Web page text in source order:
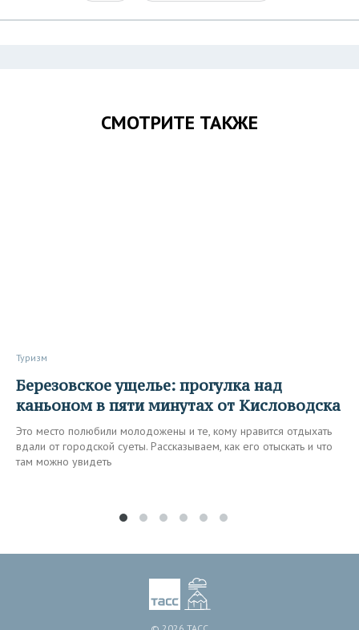
СМОТРИТЕ ТАКЖЕ
Туризм
Березовское ущелье: прогулка над
каньоном в пяти минутах от Кисловодска
Это место полюбили молодожены и те, кому нравится отдыхать
вдали от городской суеты. Рассказываем, как его отыскать и что
там можно увидеть